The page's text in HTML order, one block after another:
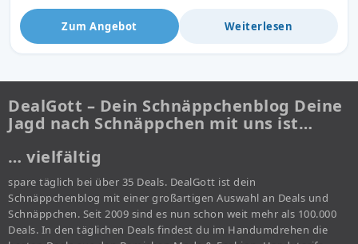
Zum Angebot Weiterlesen
DealGott – Dein Schnäppchenblog Deine
Jagd nach Schnäppchen mit uns ist…
… vielfältig
spare täglich bei über 35 Deals. DealGott ist dein
Schnäppchenblog mit einer großartigen Auswahl an Deals und
Schnäppchen. Seit 2009 sind es nun schon weit mehr als 100.000
Deals. In den täglichen Deals findest du im Handumdrehen die